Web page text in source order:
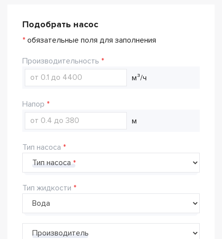
Подобрать насос
* обязательные поля для заполнения
Производительность
м³/ч
Напор
м
Тип насоса
Тип насоса
Тип жидкости
Производитель